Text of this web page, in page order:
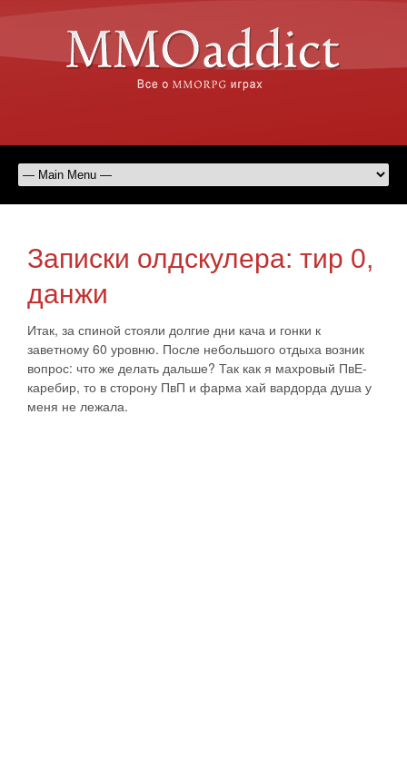
Записки олдскулера: тир 0,
данжи
Итак, за спиной стояли долгие дни кача и гонки к
заветному 60 уровню. После небольшого отдыха возник
вопрос: что же делать дальше? Так как я махровый ПвЕ-
каребир, то в сторону ПвП и фарма хай вардорда душа у
меня не лежала.